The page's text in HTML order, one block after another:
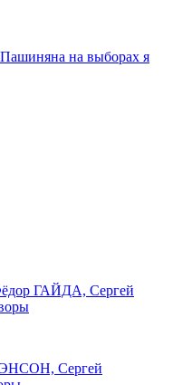
на выборах я
ГАЙДА, Сергей
Сергей